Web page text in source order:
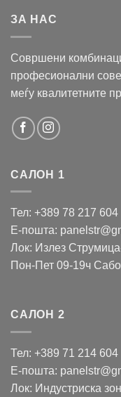
ЗА НАС
Совршени
професионални
меѓу квалитетните
САЛОН 1
Тел: +389 78 217 604
Е-пошта:
Лок: Излез
Пон-Пет 09-19ч
САЛОН 2
Тел: +389 71 214 604
Е-пошта:
Лок: Индустриска